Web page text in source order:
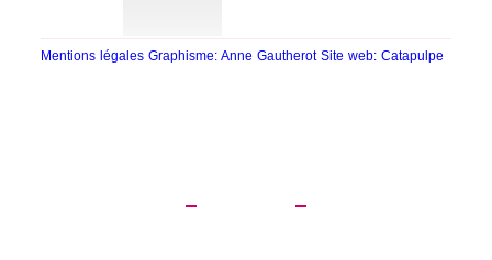
Mentions légalesGraphisme: Anne GautherotSite web: Catapulpe